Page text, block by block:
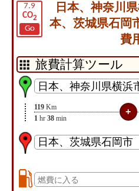
7.9
CO2
Go
日本、神奈川
本、茨城県石岡
費
119 Km
1 hr 38 min